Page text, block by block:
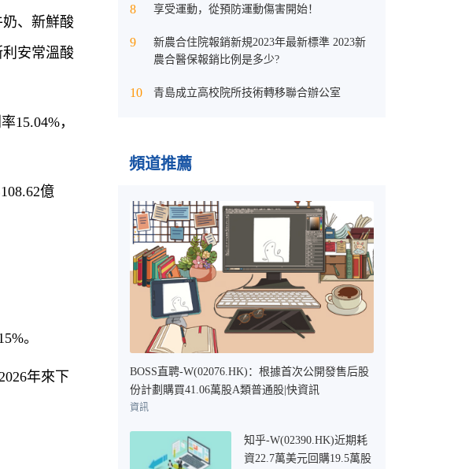
、新鮮酸
安常溫酸
15.04%，
億
。
年來下
8 享受運動，從預防運動傷害開始！
9
新農合住院報銷新規2023年最新標準 2023新
農合醫保報銷比例是多少?
10 青島成立高校院所技術轉移聯合辦公室
頻道推薦
BOSS直聘-W(02076.HK)：根據首次公開發售后股
份計劃購買41.06萬股A類普通股|快資訊
資訊
知乎-W(02390.HK)近期耗
資22.7萬美元回購19.5萬股